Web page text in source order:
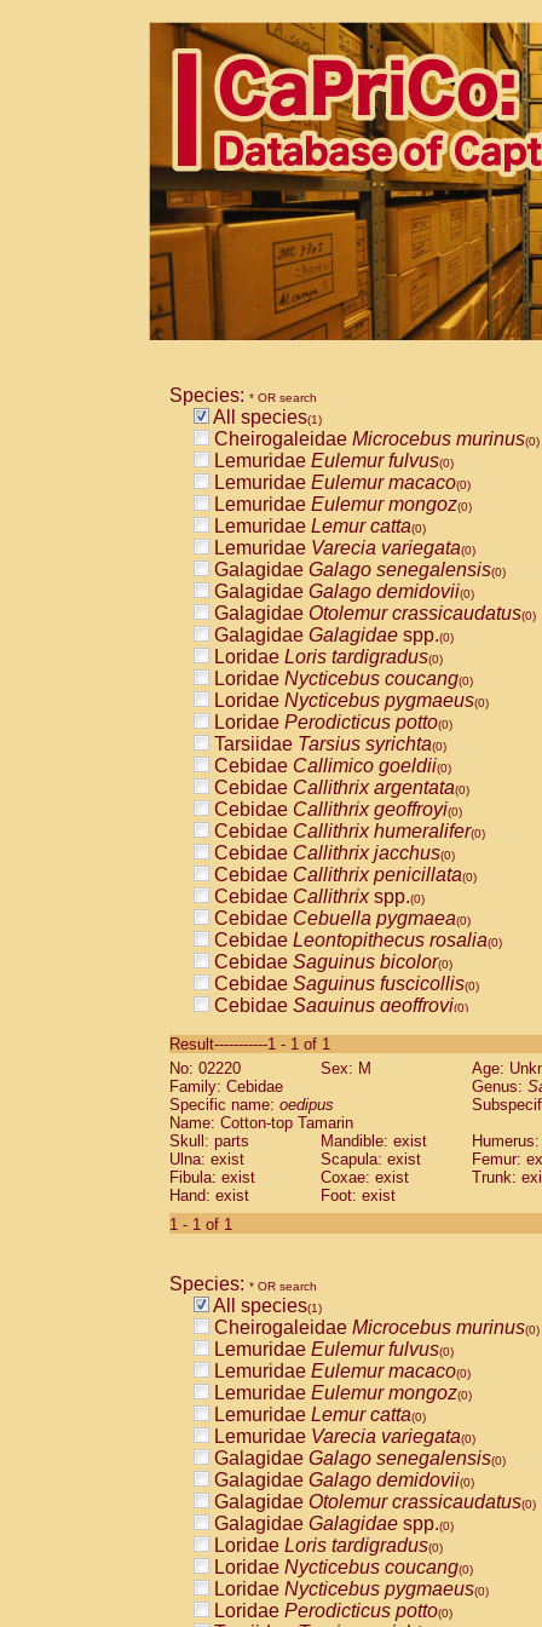
Species: * OR search
All species(1)
Cheirogaleidae Microcebus murinus(0)
Lemuridae Eulemur fulvus(0)
Lemuridae Eulemur macaco(0)
Lemuridae Eulemur mongoz(0)
Lemuridae Lemur catta(0)
Lemuridae Varecia variegata(0)
Galagidae Galago senegalensis(0)
Galagidae Galago demidovii(0)
Galagidae Otolemur crassicaudatus(0)
Galagidae Galagidae spp.(0)
Loridae Loris tardigradus(0)
Loridae Nycticebus coucang(0)
Loridae Nycticebus pygmaeus(0)
Loridae Perodicticus potto(0)
Tarsiidae Tarsius syrichta(0)
Cebidae Callimico goeldii(0)
Cebidae Callithrix argentata(0)
Cebidae Callithrix geoffroyi(0)
Cebidae Callithrix humeralifer(0)
Cebidae Callithrix jacchus(0)
Cebidae Callithrix penicillata(0)
Cebidae Callithrixspp.(0)
Cebidae Cebuella pygmaea(0)
Cebidae Leontopithecus rosalia(0)
Cebidae Saguinus bicolor(0)
Cebidae Saguinus fuscicollis(0)
Cebidae Saguinus geoffroyi(0)
CebidaeSaguinus labiatus(0)
Cebidae Saguinus leucopus (0)
Cebidae
CebidaeSaguinus mystax
Cebidae Saguinus nigricollis (0)
Cebidae Saguinus oedipus
Cebidae Saguinus weddelli
Cebidae Saguinusspp.
Cebidae
CebidaeCebus capucinus
CebidaeCebus nigrivittatus
CebidaeCebus spp.(0)
CebidaeSaimiri boliviensis(0)
CebidaeSaimiri sciureus(0)
AtelidaeAlouatta caraya(0)
AtelidaeAlouatta fusca(0)
AtelidaeAlouatta seniculus(0)
AtelidaeAlouattaspp.(0)
AtelidaeAteles belzebuth(0)
AtelidaeAteles geoffroyi(0)
AtelidaeAteles paniscus(0)
AtelidaeAtelesspp.(0)
AtelidaeLagothrix lagothricha(0)
AtelidaeLagothrix lagothricha cana
PitheciidaeCacajao calvus
Result-----------1 - 1 of 1
No: 02220
Sex: M
Age:
Family: Cebidae
Genus:
Specific name: oedipus
Name: Cotton-top Tamarin
Skull: parts
Mandible: exist
Ulna: exist
Scapula: exist
Femur:
Fibula: exist
Coxae: exist
Trunk:
Hand: exist
Foot: exist
1 - 1 of 1
Species: * OR search
All species(1)
Cheirogaleidae Microcebus murinus(0)
Lemuridae Eulemur fulvus(0)
Lemuridae Eulemur macaco(0)
Lemuridae Eulemur mongoz(0)
Lemuridae Lemur catta(0)
Lemuridae Varecia variegata(0)
Galagidae Galago senegalensis(0)
Galagidae Galago demidovii(0)
Galagidae Otolemur crassicaudatus(0)
Galagidae Galagidae spp.(0)
Loridae Loris tardigradus(0)
Loridae Nycticebus coucang(0)
Loridae Nycticebus pygmaeus(0)
Loridae Perodicticus potto(0)